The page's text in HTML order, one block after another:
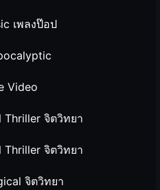
เพลงป๊อป
Video
Thriller จิตวิทยา
Thriller จิตวิทยา
จิตวิทยา